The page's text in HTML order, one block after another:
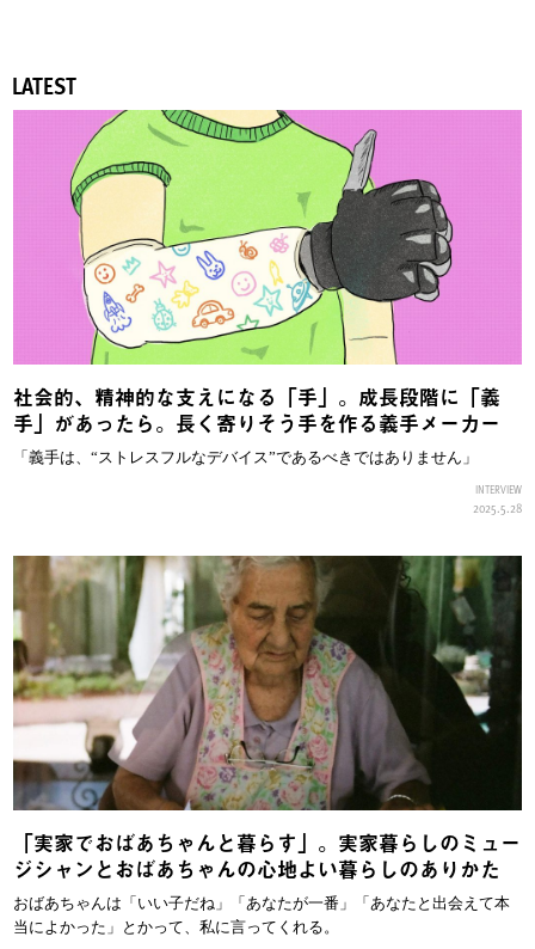
LATEST
社会的、精神的な支えになる「手」。成長段階に「義
手」があったら。長く寄りそう手を作る義手メーカー
「義手は、“ストレスフルなデバイス”であるべきではありません」
INTERVIEW
2025.5.28
「実家でおばあちゃんと暮らす」。実家暮らしのミュー
ジシャンとおばあちゃんの心地よい暮らしのありかた
おばあちゃんは「いい子だね」「あなたが一番」「あなたと出会えて本
当によかった」とかって、私に言ってくれる。